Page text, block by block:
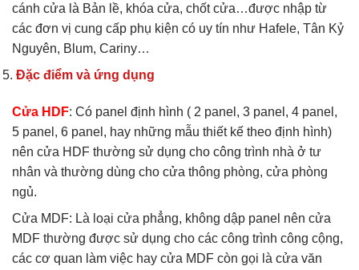
cánh cửa là Bản lề, khóa cửa, chốt cửa…được nhập từ
các đơn vị cung cấp phụ kiện có uy tín như Hafele, Tân Kỷ
Nguyên, Blum, Cariny…
Đặc điểm và ứng dụng
Cửa HDF: Có panel định hình ( 2 panel, 3 panel, 4 panel,
5 panel, 6 panel, hay những mẫu thiết kế theo định hình)
nên cửa HDF thường sử dụng cho công trình nhà ở tư
nhân và thường dùng cho cửa thông phòng, cửa phòng
ngủ.
Cửa MDF: Là loại cửa phẳng, không dập panel nên cửa
MDF thường được sử dụng cho các công trình công cộng,
các cơ quan làm việc hay cửa MDF còn gọi là cửa văn